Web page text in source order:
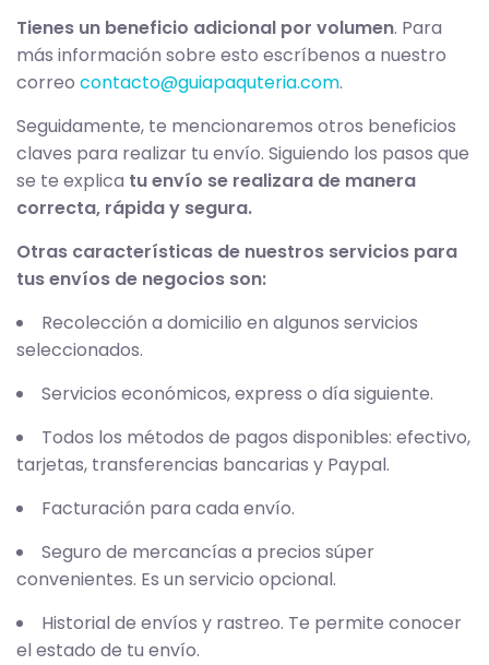
Tienes un beneficio adicional por volumen. Para
más información sobre esto escríbenos a nuestro
correo contacto@guiapaquteria.com.
Seguidamente, te mencionaremos otros beneficios
claves para realizar tu envío. Siguiendo los pasos que
se te explica tu envío se realizara de manera
correcta, rápida y segura.
Otras características de nuestros servicios para
tus envíos de negocios son:
Recolección a domicilio en algunos servicios
seleccionados.
Servicios económicos, express o día siguiente.
Todos los métodos de pagos disponibles: efectivo,
tarjetas, transferencias bancarias y Paypal.
Facturación para cada envío.
Seguro de mercancías a precios súper
convenientes. Es un servicio opcional.
Historial de envíos y rastreo. Te permite conocer
el estado de tu envío.